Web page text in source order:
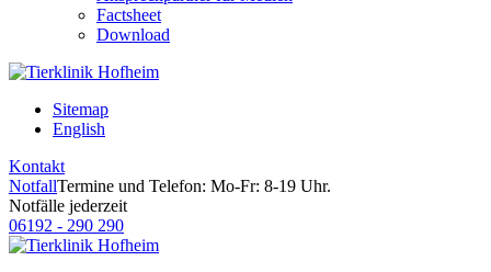
Factsheet
Download
Sitemap
English
Kontakt
NotfallTermine und Telefon: Mo-Fr: 8-19 Uhr.
Notfälle jederzeit
06192 - 290 290